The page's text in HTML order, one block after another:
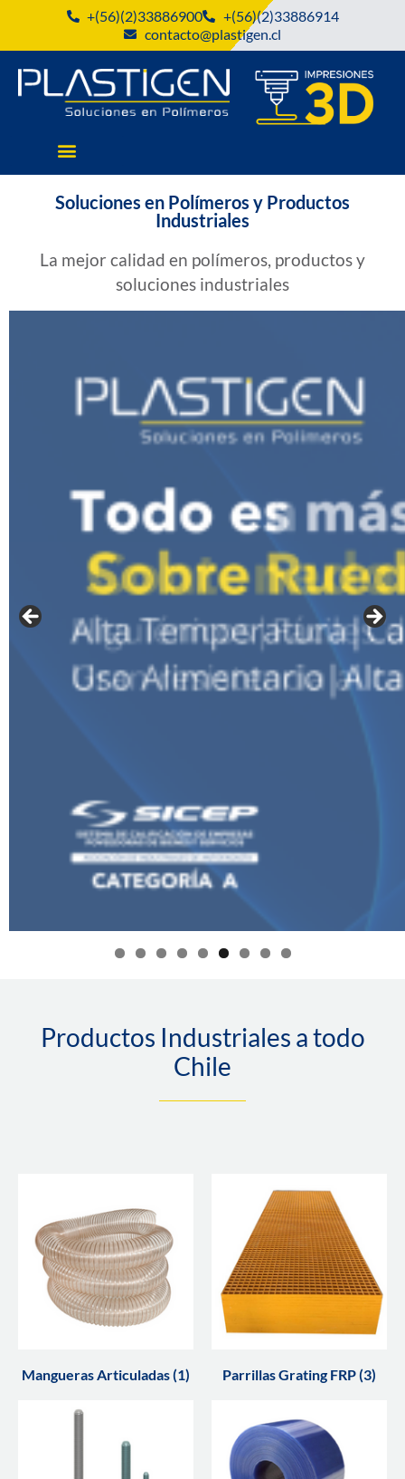
+(56)(2)33886900
+(56)(2)33886914
contacto@plastigen.cl
Soluciones en Polímeros y Productos
Industriales
La mejor calidad en polímeros, productos y
soluciones industriales
Productos Industriales a todo
Chile
Mangueras Articuladas (1) Parrillas Grating FRP (3)